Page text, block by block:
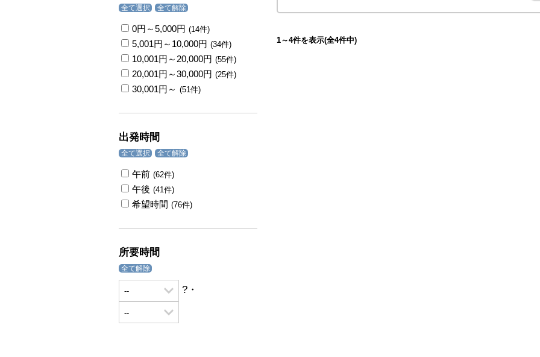
全て選択 全て解除
0円～5,000円 (14件)
5,001円～10,000円 (34件)
10,001円～20,000円 (55件)
20,001円～30,000円 (25件)
30,001円～ (51件)
出発時間
全て選択 全て解除
午前 (62件)
午後 (41件)
希望時間 (76件)
所要時間
全て解除
?・
1～4件を表示(全4件中)